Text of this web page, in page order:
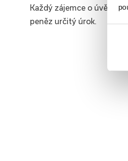
Každý zájemce o úvěr
peněz určitý úrok.